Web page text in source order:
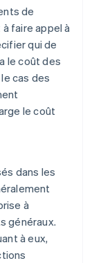
de
faire appel à
qui de
le coût des
cas des
le coût
dans les
à
généraux.
à eux,